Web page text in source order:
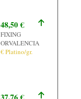
48,50 €
FIXING
ORVALENCIA
€ Platino/gr.